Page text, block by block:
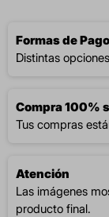
Formas de Pago
Distintas
Compra 100%
Tus compras
Atención
Las imágenes
producto final.